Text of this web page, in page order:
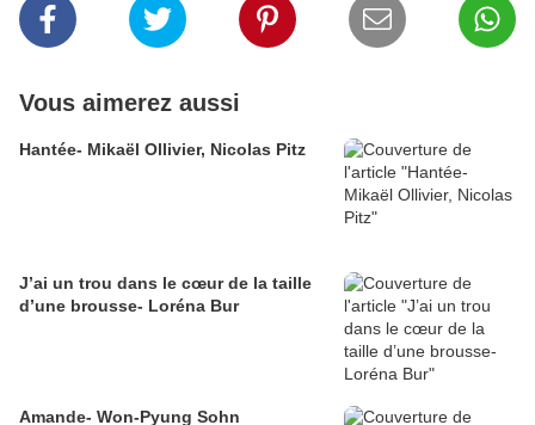
Vous aimerez aussi
Hantée- Mikaël Ollivier, Nicolas Pitz
J’ai un trou dans le cœur de la taille
d’une brousse- Loréna Bur
Amande- Won-Pyung Sohn